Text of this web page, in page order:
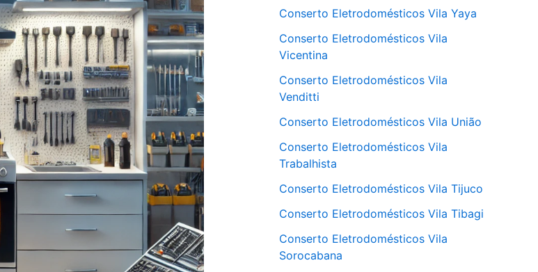
Conserto Eletrodomésticos Vila Yaya
Conserto Eletrodomésticos Vila
Vicentina
Conserto Eletrodomésticos Vila
Venditti
Conserto Eletrodomésticos Vila União
Conserto Eletrodomésticos Vila
Trabalhista
Conserto Eletrodomésticos Vila Tijuco
Conserto Eletrodomésticos Vila Tibagi
Conserto Eletrodomésticos Vila
Sorocabana